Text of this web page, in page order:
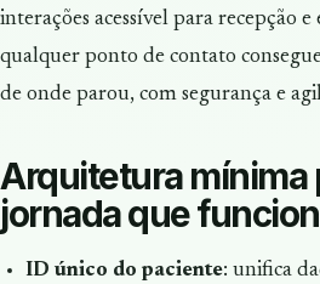
interações acessível para recepção
qualquer ponto de contato
de onde parou, com segurança e
Arquitetura mínima
jornada que
ID único do paciente: unifica